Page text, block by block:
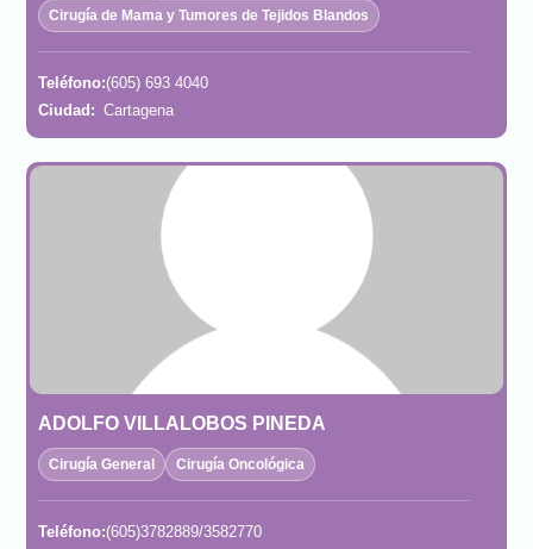
Cirugía de Mama y Tumores de Tejidos Blandos
Teléfono:(605) 693 4040
Ciudad: Cartagena
ADOLFO VILLALOBOS PINEDA
Cirugía General Cirugía Oncológica
Teléfono:(605)3782889/3582770